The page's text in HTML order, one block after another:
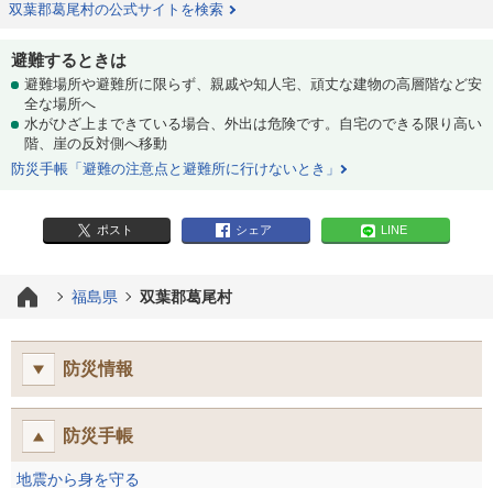
双葉郡葛尾村の公式サイトを検索
避難するときは
避難場所や避難所に限らず、親戚や知人宅、頑丈な建物の高層階など安
全な場所へ
水がひざ上まできている場合、外出は危険です。自宅のできる限り高い
階、崖の反対側へ移動
防災手帳「避難の注意点と避難所に行けないとき」
ポスト シェア LINE
福島県 双葉郡葛尾村
防災情報
防災手帳
地震から身を守る